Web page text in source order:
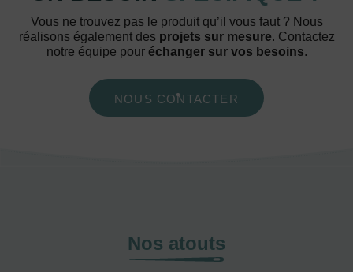
Vous ne trouvez pas le produit qu’il vous faut ? Nous
réalisons également des projets sur mesure. Contactez
notre équipe pour échanger sur vos besoins.
NOUS CONTACTER
Nos atouts